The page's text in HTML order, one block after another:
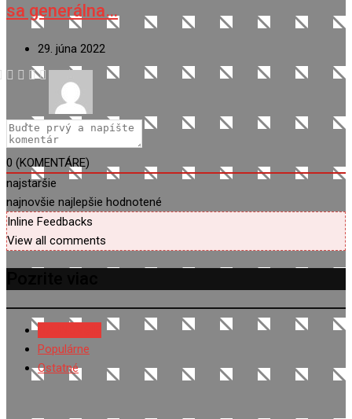
sa generálna…
29. júna 2022
0 (KOMENTÁRE)
najstaršie
najnovšie najlepšie hodnotené
Inline Feedbacks
View all comments
Populárne
Ostatné